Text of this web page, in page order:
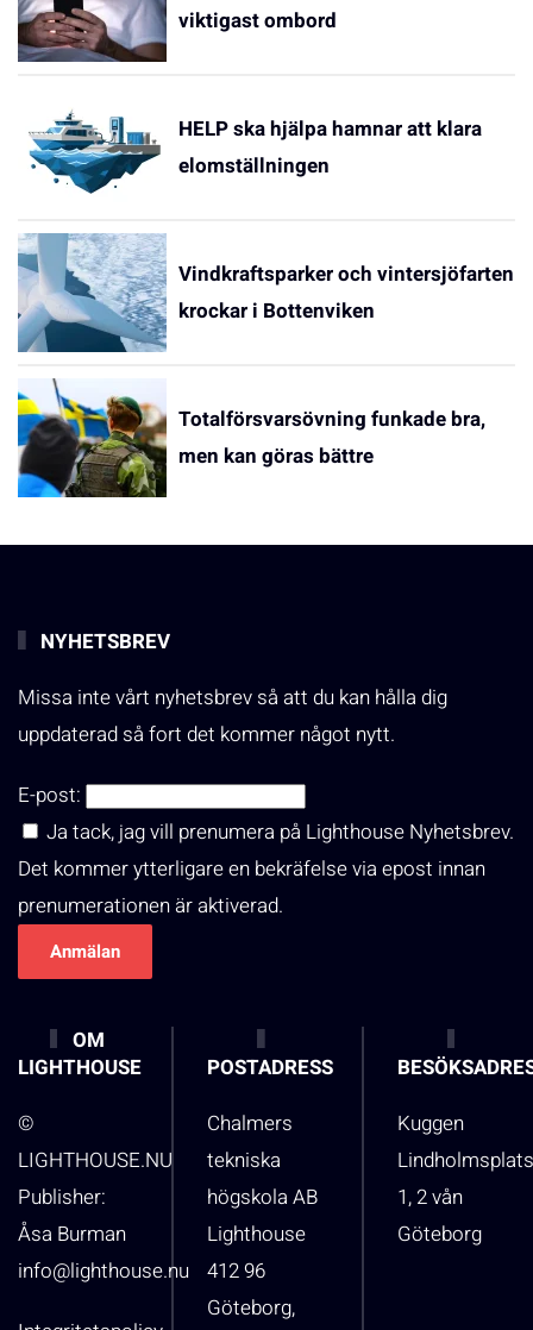
viktigast ombord
HELP ska hjälpa hamnar att klara
elomställningen
Vindkraftsparker och vintersjöfarten
krockar i Bottenviken
Totalförsvarsövning funkade bra,
men kan göras bättre
NYHETSBREV
Missa inte vårt nyhetsbrev så att du kan hålla dig
uppdaterad så fort det kommer något nytt.
E-post:
Ja tack, jag vill prenumera på Lighthouse Nyhetsbrev.
Det kommer ytterligare en bekräfelse via epost innan
prenumerationen är aktiverad.
OM
LIGHTHOUSE
©
LIGHTHOUSE.NU
Publisher:
Åsa Burman
info@lighthouse.nu
POSTADRESS
Chalmers
tekniska
högskola AB
Lighthouse
412 96
Göteborg,
Kuggen
1, 2 vån
Göteborg